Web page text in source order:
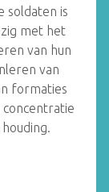
soldaten is
met het
van hun
van
formaties
concentratie